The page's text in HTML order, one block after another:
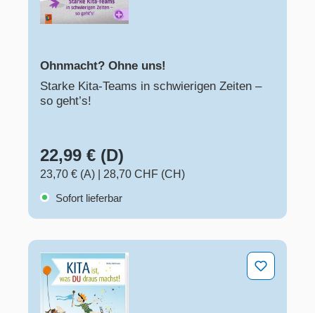
Ohnmacht? Ohne uns!
Starke Kita-Teams in schwierigen Zeiten –
so geht’s!
22,99 € (D)
23,70 € (A)
28,70 CHF (CH)
Sofort lieferbar
Kita ist, was du draus machst!